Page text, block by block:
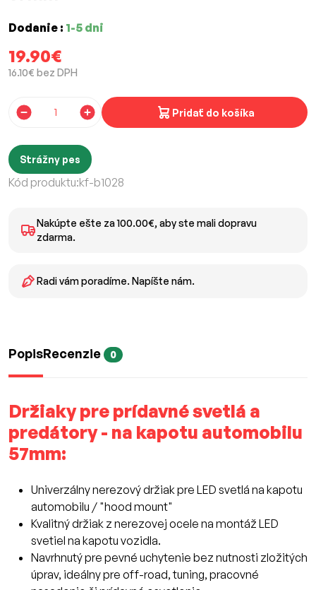
Dodanie : 1-5 dni
19.90€
16.10€ bez DPH
Pridať do košíka
Strážny pes
Kód produktu:kf-b1028
Nakúpte ešte za 100.00€, aby ste mali dopravu
zdarma.
Radi vám poradíme. Napíšte nám.
PopisRecenzie 0
Držiaky pre prídavné svetlá a
predátory - na kapotu automobilu
57mm:
Univerzálny nerezový držiak pre LED svetlá na kapotu
automobilu / "hood mount"
Kvalitný držiak z nerezovej ocele na montáž LED
svetiel na kapotu vozidla.
Navrhnutý pre pevné uchytenie bez nutnosti zložitých
úprav, ideálny pre off-road, tuning, pracovné